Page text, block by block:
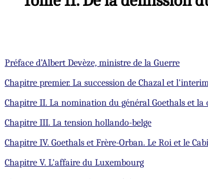
Préface d’Albert Devèze, ministre de la Guerre
Chapitre premier. La succession de Chazal et
Chapitre II. La nomination du général Goethals et
Chapitre III. La tension hollando-belge
Chapitre IV. Goethals et Frère-Orban. Le Roi et le
Chapitre V. L'affaire du Luxembourg